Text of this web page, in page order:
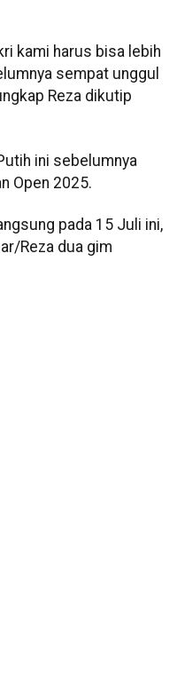
kami harus bisa lebih
sempat unggul
Reza dikutip
ini sebelumnya
Open 2025.
pada 15 Juli ini,
Reza dua gim